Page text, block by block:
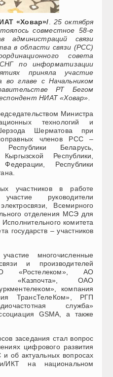
«Ховар»/. 25 октября
совместное 58-е
администраций связи
в области связи (РСС)
совета
СНГ по информатизации
приняла участие
во главе с Начальником
РТ Бегом
НИАТ «Ховар».
Министра
технологий и
Шерматова при
членов РСС –
Беларусь,
Республики,
Республики
участников в работе
руководители
Всемирного
отделения МСЭ для
комитета
государств – участников
многочисленные
и производителей
«Ростелеком», АО
«Казпочта», ОАО
компания
ТрансТелеКом», РГП
служба»
GSMA, а также
заседания стал вопрос
цифрового развития
и об актуальных вопросах
ИКТ на национальном